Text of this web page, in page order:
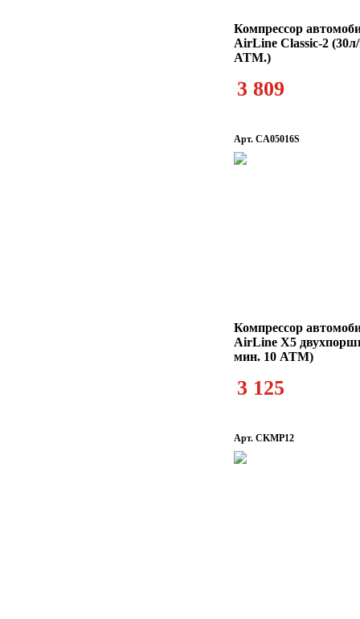
Компрессор
AirLine Classic-2
АТМ.)
3 809
Арт. CA05016S
Компрессор
AirLine X5
мин. 10 АТМ)
3 125
Арт. CKMP12